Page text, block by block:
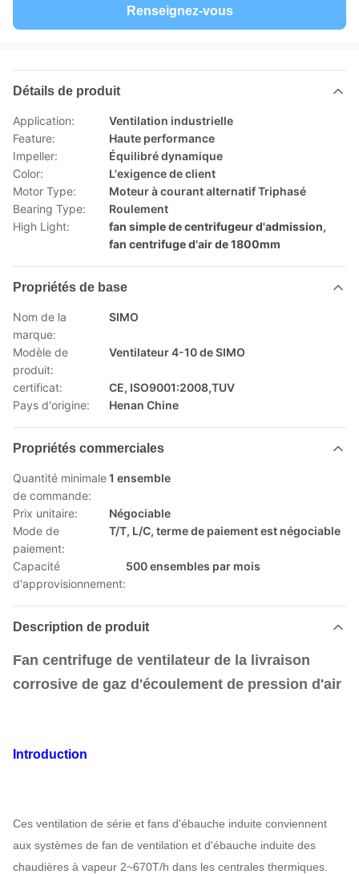
Renseignez-vous
Détails de produit
Application:
Ventilation industrielle
Feature:
Haute performance
Impeller:
Équilibré dynamique
Color:
L'exigence de client
Motor Type:
Moteur à courant alternatif Triphasé
Bearing Type:
Roulement
High Light:
fan simple de centrifugeur d'admission,
fan centrifuge d'air de 1800mm
Propriétés de base
Nom de la
marque:
SIMO
Modèle de
produit:
Ventilateur 4-10 de SIMO
certificat:
CE, ISO9001:2008,TUV
Pays d'origine:
Henan Chine
Propriétés commerciales
Quantité minimale
de commande:
1 ensemble
Prix unitaire:
Négociable
Mode de
paiement:
T/T, L/C, terme de paiement est négociable
Capacité
d'approvisionnement:
500 ensembles par mois
Description de produit
Fan centrifuge de ventilateur de la livraison
corrosive de gaz d'écoulement de pression d'air
Introduction
Ces ventilation de série et fans d'ébauche induite conviennent
aux systèmes de fan de ventilation et d'ébauche induite des
chaudières à vapeur 2~670T/h dans les centrales thermiques.